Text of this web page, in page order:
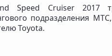
Speed Cruiser 2017
подразделения
Toyota.